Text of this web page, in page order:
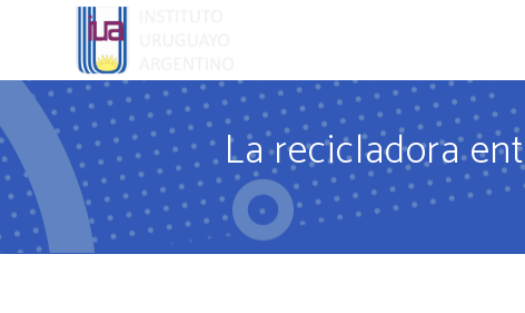
La recicladora